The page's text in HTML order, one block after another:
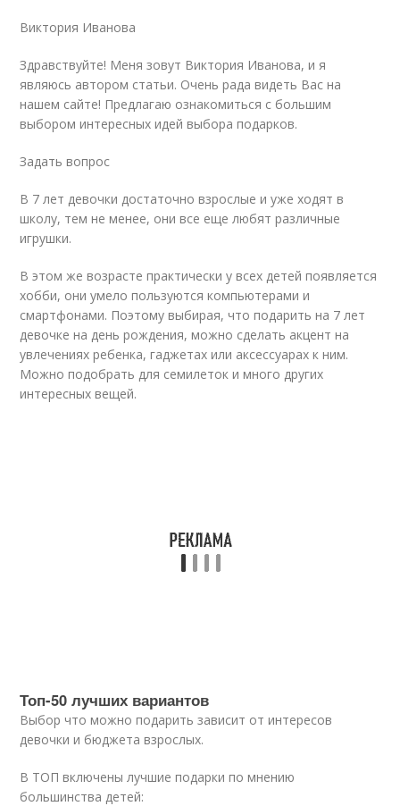
Виктория Иванова
Здравствуйте! Меня зовут Виктория Иванова, и я
являюсь автором статьи. Очень рада видеть Вас на
нашем сайте! Предлагаю ознакомиться с большим
выбором интересных идей выбора подарков.
Задать вопрос
В 7 лет девочки достаточно взрослые и уже ходят в
школу, тем не менее, они все еще любят различные
игрушки.
В этом же возрасте практически у всех детей появляется
хобби, они умело пользуются компьютерами и
смартфонами. Поэтому выбирая, что подарить на 7 лет
девочке на день рождения, можно сделать акцент на
увлечениях ребенка, гаджетах или аксессуарах к ним.
Можно подобрать для семилеток и много других
интересных вещей.
Топ-50 лучших вариантов
Выбор что можно подарить зависит от интересов
девочки и бюджета взрослых.
В ТОП включены лучшие подарки по мнению
большинства детей: